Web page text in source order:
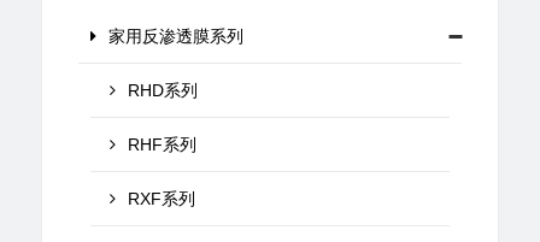
家用反渗透膜系列
RHD系列
RHF系列
RXF系列